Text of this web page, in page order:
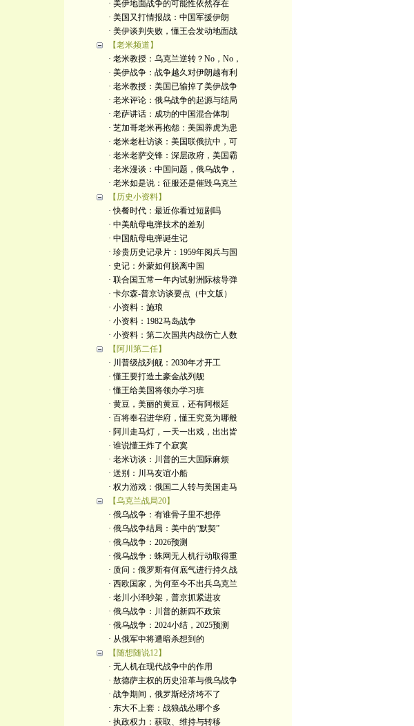
· 美伊地面战争的可能性依然存在
· 美国又打情报战：中国军援伊朗
· 美伊谈判失败，懂王会发动地面战
【老米频道】
· 老米教授：乌克兰逆转？No，No，
· 美伊战争：战争越久对伊朗越有利
· 老米教授：美国已输掉了美伊战争
· 老米评论：俄乌战争的起源与结局
· 老萨讲话：成功的中国混合体制
· 芝加哥老米再抱怨：美国养虎为患
· 老米老杜访谈：美国联俄抗中，可
· 老米老萨交锋：深层政府，美国霸
· 老米漫谈：中国问题，俄乌战争，
· 老米如是说：征服还是催毁乌克兰
【历史小资料】
· 快餐时代：最近你看过短剧吗
· 中美航母电弹技术的差别
· 中国航母电弹诞生记
· 珍贵历史记录片：1959年阅兵与国
· 史记：外蒙如何脱离中国
· 联合国五常一年内试射洲际核导弹
· 卡尔森-普京访谈要点（中文版）
· 小资料：施琅
· 小资料：1982马岛战争
· 小资料：第二次国共内战伤亡人数
【阿川第二任】
· 川普级战列舰：2030年才开工
· 懂王要打造土豪金战列舰
· 懂王给美国将领办学习班
· 黄豆，美丽的黄豆，还有阿根廷
· 百将奉召进华府，懂王究竟为哪般
· 阿川走马灯，一天一出戏，出出皆
· 谁说懂王炸了个寂寞
· 老米访谈：川普的三大国际麻烦
· 送别：川马友谊小船
· 权力游戏：俄国二人转与美国走马
【乌克兰战局20】
· 俄乌战争：有谁骨子里不想停
· 俄乌战争结局：美中的“默契”
· 俄乌战争：2026预测
· 俄乌战争：蛛网无人机行动取得重
· 质问：俄罗斯有何底气进行持久战
· 西欧国家，为何至今不出兵乌克兰
· 老川小泽吵架，普京抓紧进攻
· 俄乌战争：川普的新四不政策
· 俄乌战争：2024小结，2025预测
· 从俄军中将遭暗杀想到的
【随想随说12】
· 无人机在现代战争中的作用
· 敖德萨主权的历史沿革与俄乌战争
· 战争期间，俄罗斯经济垮不了
· 东大不上套：战狼战怂哪个多
· 执政权力：获取、维持与转移